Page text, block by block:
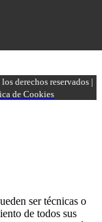
derechos reservados |
de Cookies
ser técnicas o
de todos sus